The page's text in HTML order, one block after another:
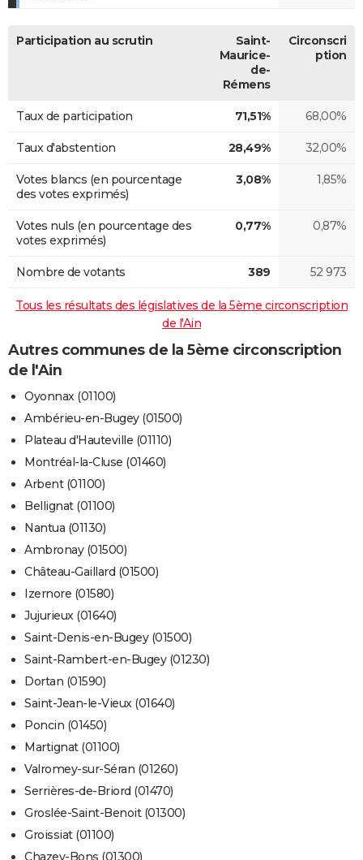
Participation au scrutin
Saint-
Maurice-
de-
Rémens
Circonscri
ption
Taux de participation 71,51% 68,00%
Taux d'abstention 28,49% 32,00%
Votes blancs (en pourcentage
des votes exprimés)
3,08% 1,85%
Votes nuls (en pourcentage des
votes exprimés)
0,77% 0,87%
Nombre de votants 389 52 973
Tous les résultats des législatives de la 5ème circonscription
de l'Ain
Autres communes de la 5ème circonscription
de l'Ain
Oyonnax (01100)
Ambérieu-en-Bugey (01500)
Plateau d'Hauteville (01110)
Montréal-la-Cluse (01460)
Arbent (01100)
Bellignat (01100)
Nantua (01130)
Ambronay (01500)
Château-Gaillard (01500)
Izernore (01580)
Jujurieux (01640)
Saint-Denis-en-Bugey (01500)
Saint-Rambert-en-Bugey (01230)
Dortan (01590)
Saint-Jean-le-Vieux (01640)
Poncin (01450)
Martignat (01100)
Valromey-sur-Séran (01260)
Serrières-de-Briord (01470)
Groslée-Saint-Benoit (01300)
Groissiat (01100)
Chazey-Bons (01300)